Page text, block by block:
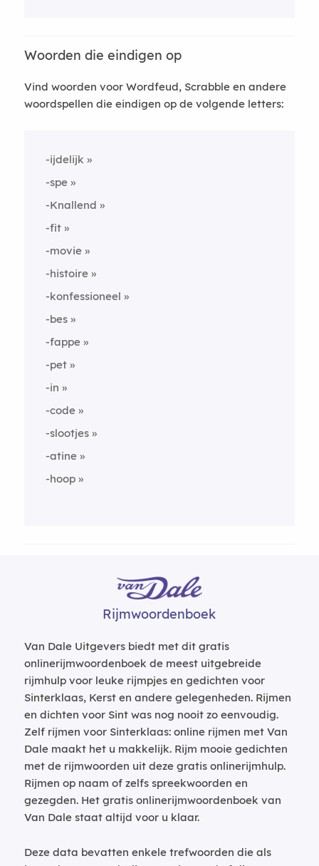
Woorden die eindigen op
Vind woorden voor Wordfeud, Scrabble en andere
woordspellen die eindigen op de volgende letters:
-ijdelijk
-spe
-Knallend
-fit
-movie
-histoire
-konfessioneel
-bes
-fappe
-pet
-in
-code
-slootjes
-atine
-hoop
Rijmwoordenboek
Van Dale Uitgevers biedt met dit gratis
onlinerijmwoordenboek de meest uitgebreide
rijmhulp voor leuke rijmpjes en gedichten voor
Sinterklaas, Kerst en andere gelegenheden. Rijmen
en dichten voor Sint was nog nooit zo eenvoudig.
Zelf rijmen voor Sinterklaas: online rijmen met Van
Dale maakt het u makkelijk. Rijm mooie gedichten
met de rijmwoorden uit deze gratis onlinerijmhulp.
Rijmen op naam of zelfs spreekwoorden en
gezegden. Het gratis onlinerijmwoordenboek van
Van Dale staat altijd voor u klaar.
Deze data bevatten enkele trefwoorden die als